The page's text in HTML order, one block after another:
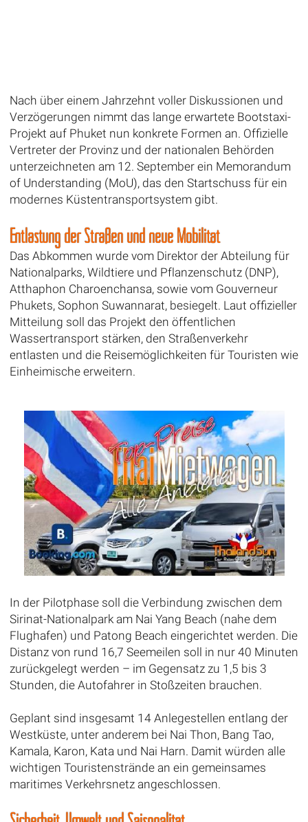
Nach über einem Jahrzehnt voller Diskussionen und
Verzögerungen nimmt das lange erwartete Bootstaxi-
Projekt auf Phuket nun konkrete Formen an. Offizielle
Vertreter der Provinz und der nationalen Behörden
unterzeichneten am 12. September ein Memorandum
of Understanding (MoU), das den Startschuss für ein
modernes Küstentransportsystem gibt.
Entlastung der Straßen und neue Mobilität
Das Abkommen wurde vom Direktor der Abteilung für
Nationalparks, Wildtiere und Pflanzenschutz (DNP),
Atthaphon Charoenchansa, sowie vom Gouverneur
Phukets, Sophon Suwannarat, besiegelt. Laut offizieller
Mitteilung soll das Projekt den öffentlichen
Wassertransport stärken, den Straßenverkehr
entlasten und die Reisemöglichkeiten für Touristen wie
Einheimische erweitern.
In der Pilotphase soll die Verbindung zwischen dem
Sirinat-Nationalpark am Nai Yang Beach (nahe dem
Flughafen) und Patong Beach eingerichtet werden. Die
Distanz von rund 16,7 Seemeilen soll in nur 40 Minuten
zurückgelegt werden – im Gegensatz zu 1,5 bis 3
Stunden, die Autofahrer in Stoßzeiten brauchen.
Geplant sind insgesamt 14 Anlegestellen entlang der
Westküste, unter anderem bei Nai Thon, Bang Tao,
Kamala, Karon, Kata und Nai Harn. Damit würden alle
wichtigen Touristenstrände an ein gemeinsames
maritimes Verkehrsnetz angeschlossen.